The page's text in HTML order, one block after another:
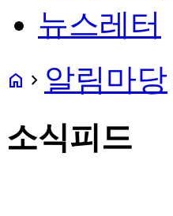
뉴스레터
home navigate_next 알림마당
소식피드